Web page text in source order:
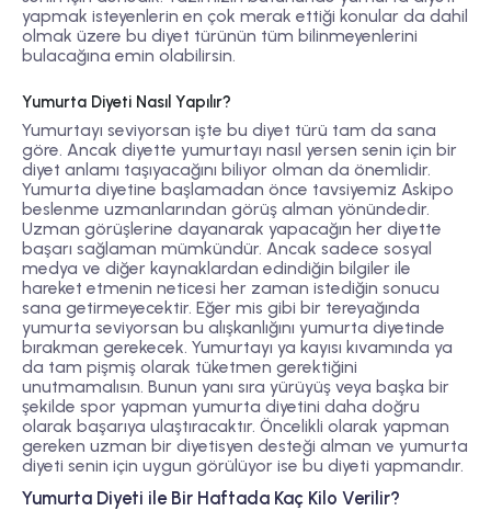
yapmak isteyenlerin en çok merak ettiği konular da dahil
olmak üzere bu diyet türünün tüm bilinmeyenlerini
bulacağına emin olabilirsin.
Yumurta Diyeti Nasıl Yapılır?
Yumurtayı seviyorsan işte bu diyet türü tam da sana
göre. Ancak diyette yumurtayı nasıl yersen senin için bir
diyet anlamı taşıyacağını biliyor olman da önemlidir.
Yumurta diyetine başlamadan önce tavsiyemiz Askipo
beslenme uzmanlarından görüş alman yönündedir.
Uzman görüşlerine dayanarak yapacağın her diyette
başarı sağlaman mümkündür. Ancak sadece sosyal
medya ve diğer kaynaklardan edindiğin bilgiler ile
hareket etmenin neticesi her zaman istediğin sonucu
sana getirmeyecektir. Eğer mis gibi bir tereyağında
yumurta seviyorsan bu alışkanlığını yumurta diyetinde
bırakman gerekecek. Yumurtayı ya kayısı kıvamında ya
da tam pişmiş olarak tüketmen gerektiğini
unutmamalısın. Bunun yanı sıra yürüyüş veya başka bir
şekilde spor yapman yumurta diyetini daha doğru
olarak başarıya ulaştıracaktır. Öncelikli olarak yapman
gereken uzman bir diyetisyen desteği alman ve yumurta
diyeti senin için uygun görülüyor ise bu diyeti yapmandır.
Yumurta Diyeti ile Bir Haftada Kaç Kilo Verilir?